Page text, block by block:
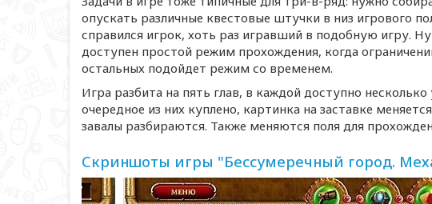
опускать различные квестовые штучки в низ игрового
справился игрок, хоть раз игравший в подобную игру.
доступен простой режим прохождения, когда
остальных подойдет режим со временем.
Игра разбита на пять глав, в каждой доступно
очередное из них куплено, картинка на заставке
завалы разбираются. Также меняются поля для
Скриншоты игры "Бессумеречный город.